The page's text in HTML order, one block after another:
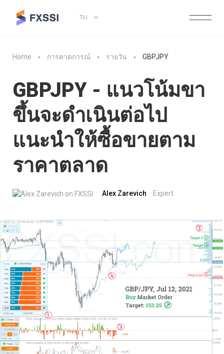
TH
Home การคาดการณ์ รายวัน GBPJPY
GBPJPY - แนวโน้มขา
ขึ้นจะดำเนินต่อไป
แนะนำให้ซื้อขายตาม
ราคาตลาด
Alex Zarevich Expert